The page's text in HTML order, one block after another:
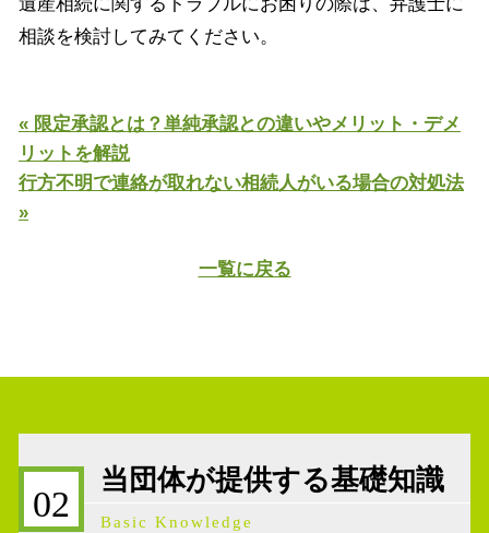
相談を検討してみてください。
« 限定承認とは？単純承認との違いやメリット・デメ
リットを解説
行方不明で連絡が取れない相続人がいる場合の対処法
»
一覧に戻る
02
当団体が提供する基礎知識
Basic Knowledge